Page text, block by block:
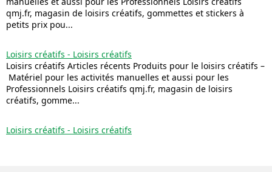
qmj.fr, magasin de loisirs créatifs, gommettes et stickers à
petits prix pou...
Loisirs créatifs - Loisirs créatifs
Loisirs créatifs Articles récents Produits pour le loisirs créatifs –
Matériel pour les activités manuelles et aussi pour les
Professionnels Loisirs créatifs qmj.fr, magasin de loisirs
créatifs, gomme...
Loisirs créatifs - Loisirs créatifs